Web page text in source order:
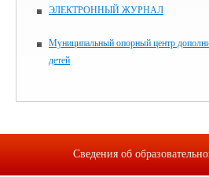
ЭЛЕКТРОННЫЙ ЖУРНАЛ
Муниципальный опорный центр
детей
Сведения об